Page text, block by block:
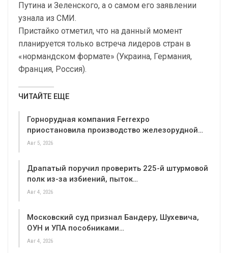
Путина и Зеленского, а о самом его заявлении
узнала из СМИ.
Пристайко отметил, что на данный момент
планируется только встреча лидеров стран в
«нормандском формате» (Украина, Германия,
Франция, Россия).
ЧИТАЙТЕ ЕЩЕ
Горнорудная компания Ferrexpo
приостановила производство железорудной…
Авг 5, 2026
Драпатый поручил проверить 225-й штурмовой
полк из-за избиений, пыток…
Авг 4, 2026
Московский суд признал Бандеру, Шухевича,
ОУН и УПА пособниками…
Авг 4, 2026